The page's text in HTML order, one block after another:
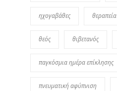
ηχογαβάθες θεραπεία
θεός θιβετανός
παγκόσμια ημέρα επίκλησης
πνευματική αφύπνιση